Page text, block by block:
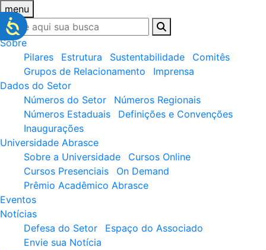
menu
Sobre
Pilares
Estrutura Sustentabilidade
Comitês
Grupos de Relacionamento
Imprensa
Dados do Setor
Números do Setor
Números Regionais
Números Estaduais
Definições e Convenções
Inaugurações
Universidade Abrasce
Sobre a Universidade
Cursos Online
Cursos Presenciais
On Demand
Prêmio Acadêmico Abrasce
Eventos
Notícias
Defesa do Setor
Espaço do Associado
Envie sua Notícia